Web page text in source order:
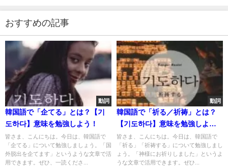
おすすめの記事
動詞
韓国語で「企てる」とは？【기
도하다】意味を勉強しよう！
皆さま、こんにちは。今日は、韓国語で
「企てる」について勉強しましょう。「国
外脱出を企てます」というような文章で活
用できます。ぜひ、一読くださ...
動詞
韓国語で「祈る／祈祷」とは？
【기도하다】意味を勉強しよ
う！
皆さま、こんにちは。今日は、韓国語で
「祈る」「祈祷する」について勉強しまし
ょう。「神様にお祈りしました」というよ
うな文章で活用できます。ぜひ...